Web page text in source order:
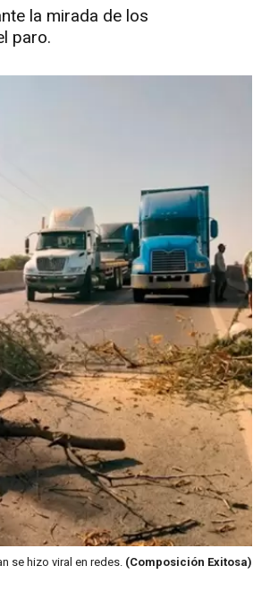
la mirada de los
paro.
se hizo viral en redes. (Composición Exitosa)